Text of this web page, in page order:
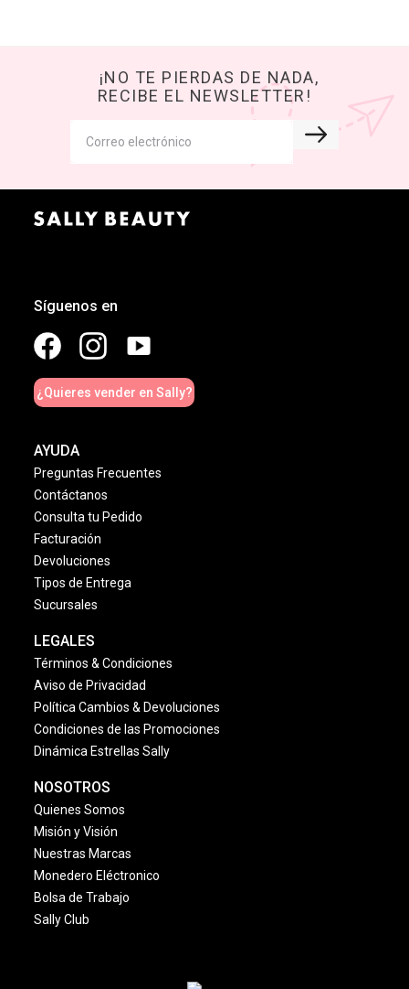
¡NO TE PIERDAS DE NADA,
RECIBE EL NEWSLETTER!
Síguenos en
¿Quieres vender en Sally?
AYUDA
Preguntas Frecuentes
Contáctanos
Consulta tu Pedido
Facturación
Devoluciones
Tipos de Entrega
Sucursales
LEGALES
Términos & Condiciones
Aviso de Privacidad
Política Cambios & Devoluciones
Condiciones de las Promociones
Dinámica Estrellas Sally
NOSOTROS
Quienes Somos
Misión y Visión
Nuestras Marcas
Monedero Eléctronico
Bolsa de Trabajo
Sally Club